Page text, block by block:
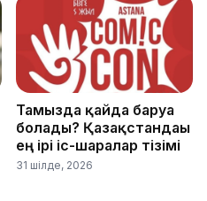
Тамызда қайда баруға
болады? Қазақстандағы
ең ірі іс-шаралар тізімі
31 шілде, 2026